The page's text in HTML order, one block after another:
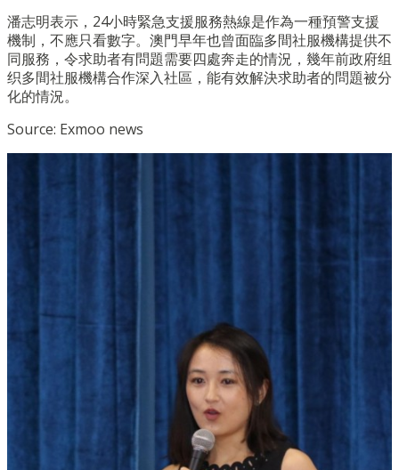
潘志明表示，24小時緊急支援服務熱線是作為一種預警支援
機制，不應只看數字。澳門早年也曾面臨多間社服機構提供不
同服務，令求助者有問題需要四處奔走的情況，幾年前政府组
织多間社服機構合作深入社區，能有效解決求助者的問題被分
化的情況。
Source: Exmoo news